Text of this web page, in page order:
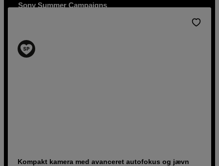
Sony Summer Campaigns
Kompakt kamera med avanceret autofokus og jævn